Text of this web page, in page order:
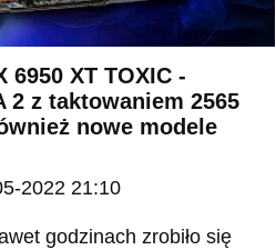
6950 XT TOXIC -
2 z taktowaniem 2565
nowe modele
2022 21:10
godzinach zrobiło się